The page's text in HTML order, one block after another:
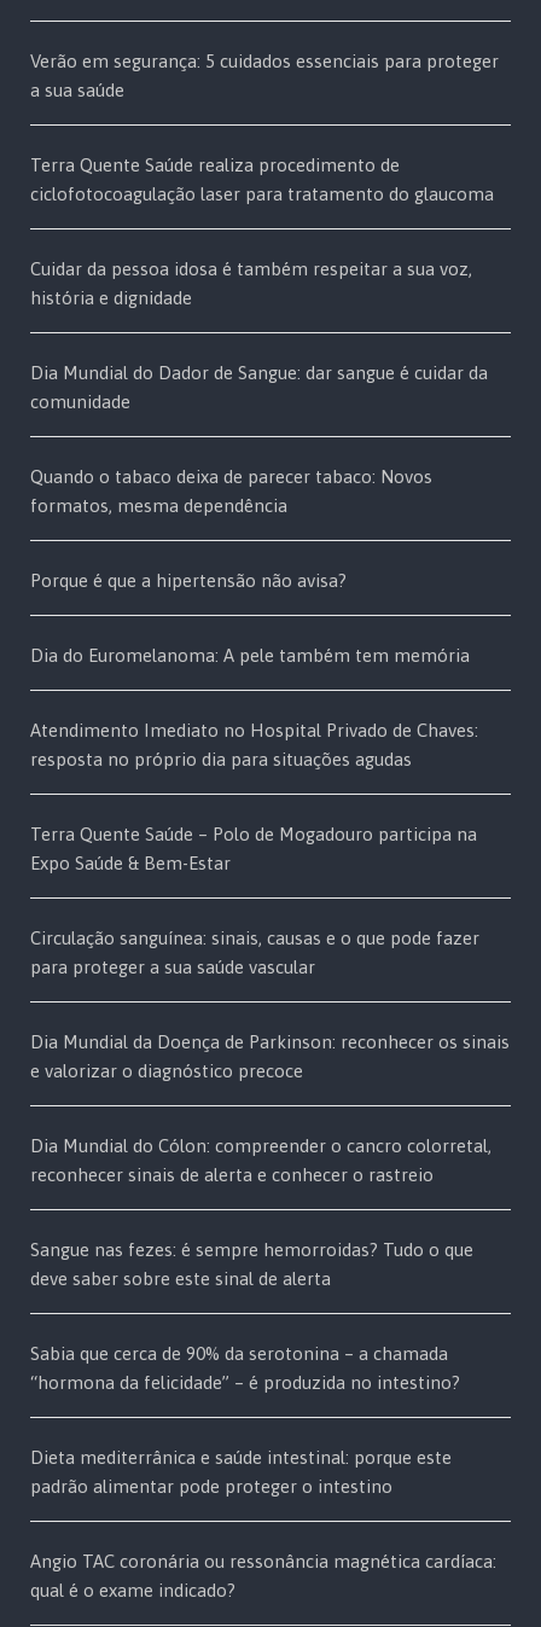
Verão em segurança: 5 cuidados essenciais para proteger
a sua saúde
Terra Quente Saúde realiza procedimento de
ciclofotocoagulação laser para tratamento do glaucoma
Cuidar da pessoa idosa é também respeitar a sua voz,
história e dignidade
Dia Mundial do Dador de Sangue: dar sangue é cuidar da
comunidade
Quando o tabaco deixa de parecer tabaco: Novos
formatos, mesma dependência
Porque é que a hipertensão não avisa?
Dia do Euromelanoma: A pele também tem memória
Atendimento Imediato no Hospital Privado de Chaves:
resposta no próprio dia para situações agudas
Terra Quente Saúde – Polo de Mogadouro participa na
Expo Saúde & Bem-Estar
Circulação sanguínea: sinais, causas e o que pode fazer
para proteger a sua saúde vascular
Dia Mundial da Doença de Parkinson: reconhecer os sinais
e valorizar o diagnóstico precoce
Dia Mundial do Cólon: compreender o cancro colorretal,
reconhecer sinais de alerta e conhecer o rastreio
Sangue nas fezes: é sempre hemorroidas? Tudo o que
deve saber sobre este sinal de alerta
Sabia que cerca de 90% da serotonina – a chamada
“hormona da felicidade” – é produzida no intestino?
Dieta mediterrânica e saúde intestinal: porque este
padrão alimentar pode proteger o intestino
Angio TAC coronária ou ressonância magnética cardíaca:
qual é o exame indicado?